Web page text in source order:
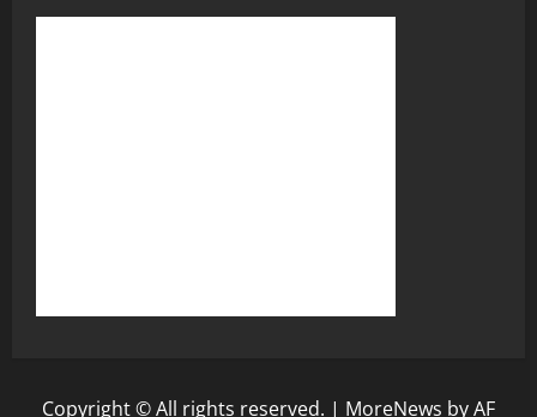
Copyright © All rights reserved. | MoreNews by AF